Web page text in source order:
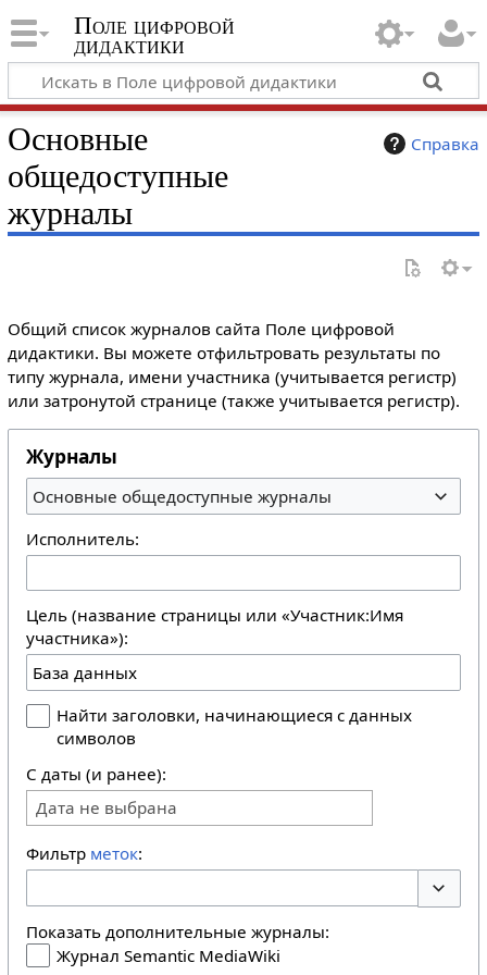
Поле цифровой
дидактики
Справка
Основные
общедоступные
журналы
Общий список журналов сайта Поле цифровой
дидактики. Вы можете отфильтровать результаты по
типу журнала, имени участника (учитывается регистр)
или затронутой странице (также учитывается регистр).
Журналы
Основные общедоступные журналы
Исполнитель:
Цель (название страницы или «Участник:Имя
участника»):
Найти заголовки, начинающиеся с данных
символов
С даты (и ранее):
Дата не выбрана
Фильтр меток:
Показать дополнительные журналы:
Журнал Semantic MediaWiki